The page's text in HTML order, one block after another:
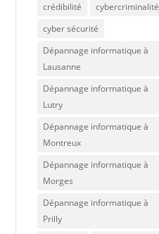
crédibilité
cybercriminalité
cyber sécurité
Dépannage informatique à
Lausanne
Dépannage informatique à
Lutry
Dépannage informatique à
Montreux
Dépannage informatique à
Morges
Dépannage informatique à
Prilly